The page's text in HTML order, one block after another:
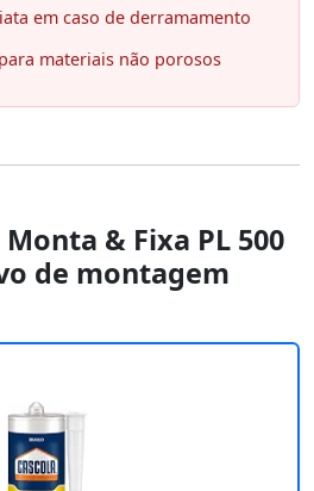
em caso de derramamento
materiais não porosos
& Fixa PL 500
de montagem